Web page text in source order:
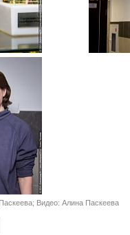
Видео: Алина Паскеева